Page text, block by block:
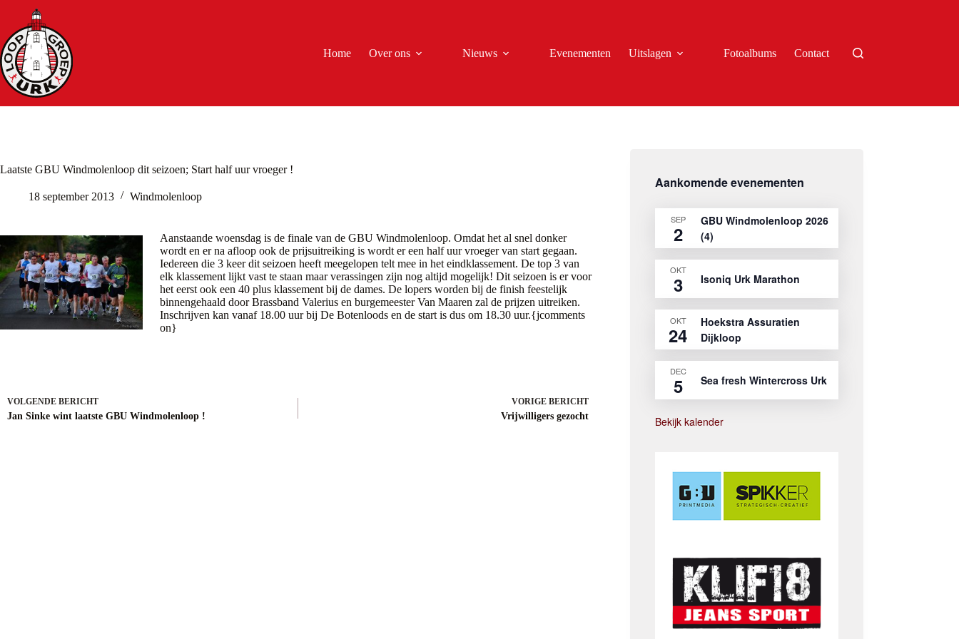
inhoud
Home Over ons Nieuws Evenementen Uitslagen Fotoalbums Contact
Laatste GBU Windmolenloop dit seizoen; Start half uur vroeger !
18 september 2013 Windmolenloop
Aanstaande woensdag is de finale van de GBU Windmolenloop. Omdat het al snel donker
wordt en er na afloop ook de prijsuitreiking is wordt er een half uur vroeger van start gegaan.
Iedereen die 3 keer dit seizoen heeft meegelopen telt mee in het eindklassement. De top 3 van
elk klassement lijkt vast te staan maar verassingen zijn nog altijd mogelijk! Dit seizoen is er voor
het eerst ook een 40 plus klassement bij de dames. De lopers worden bij de finish feestelijk
binnengehaald door Brassband Valerius en burgemeester Van Maaren zal de prijzen uitreiken.
Inschrijven kan vanaf 18.00 uur bij De Botenloods en de start is dus om 18.30 uur.{jcomments
on}
VORIGE BERICHT
Vrijwilligers gezocht
VOLGENDE BERICHT
Jan Sinke wint laatste GBU Windmolenloop !
Aankomende evenementen
SEP
2
GBU Windmolenloop 2026
(4)
OKT
3 Isoniq Urk Marathon
OKT
24
Hoekstra Assuratien
Dijkloop
DEC
5 Sea fresh Wintercross Urk
Bekijk kalender